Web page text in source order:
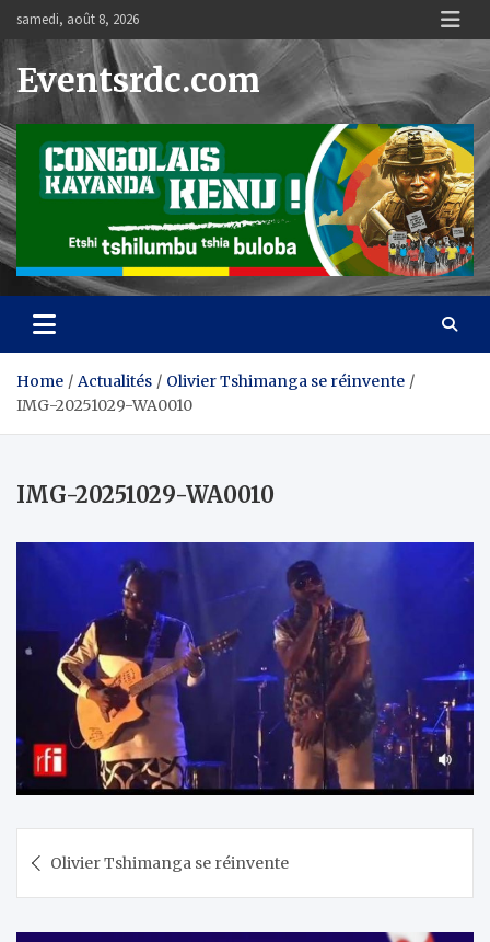
content
samedi, août 8, 2026
Eventsrdc.com
Home Actualités
Olivier Tshimanga se réinvente
IMG-20251029-WA0010
IMG-20251029-WA0010
de Olivier Tshimanga se réinvente